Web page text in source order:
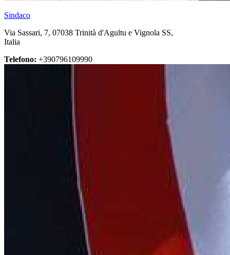
Sindaco
Via Sassari, 7, 07038 Trinità d'Agultu e Vignola SS,
Italia
Telefono: +390796109990